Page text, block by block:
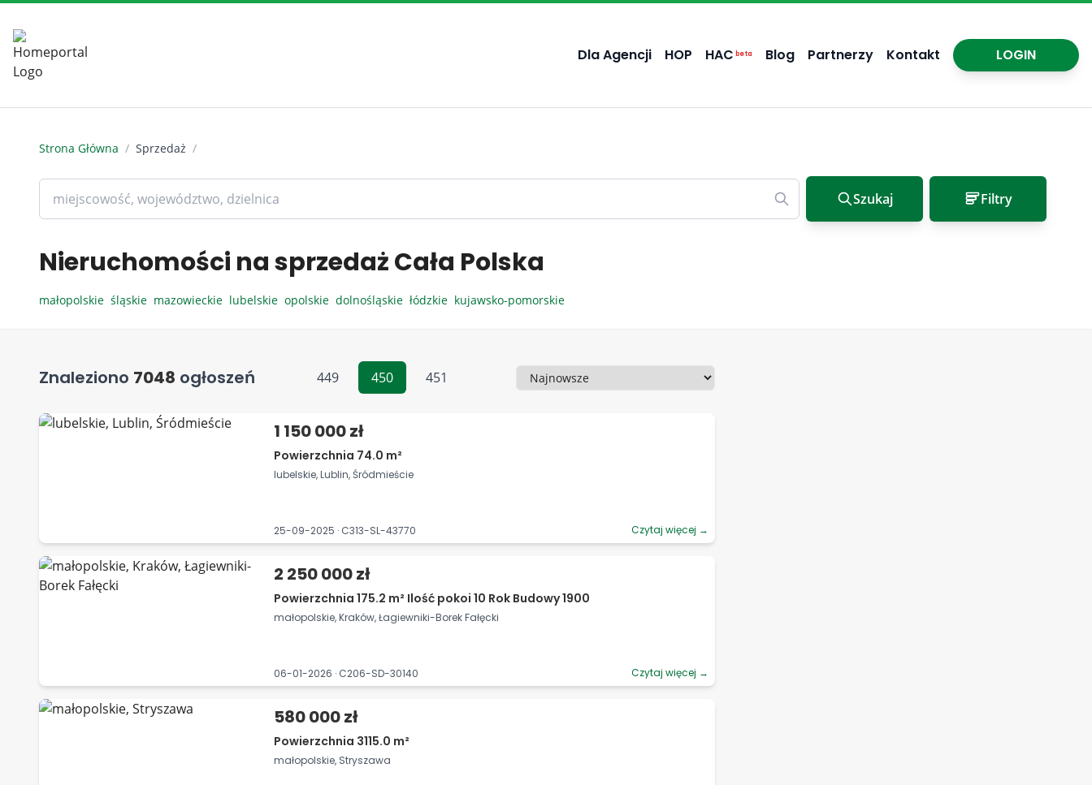
Dla Agencji HOP HAC beta Blog Partnerzy Kontakt LOGIN
Strona Główna / Sprzedaż /
Szukaj Filtry
Nieruchomości na sprzedaż Cała Polska
małopolskie śląskie mazowieckie lubelskie opolskie dolnośląskie łódzkie kujawsko-pomorskie
Znaleziono 7048 ogłoszeń 449 450 451 Sortowanie
1 150 000 zł
Powierzchnia 74.0 m²
lubelskie, Lublin, Śródmieście
25-09-2025 · C313-SL-43770 Czytaj więcej →
2 250 000 zł
Powierzchnia 175.2 m² Ilość pokoi 10 Rok Budowy 1900
małopolskie, Kraków, Łagiewniki-Borek Fałęcki
06-01-2026 · C206-SD-30140 Czytaj więcej →
580 000 zł
Powierzchnia 3115.0 m²
małopolskie, Stryszawa